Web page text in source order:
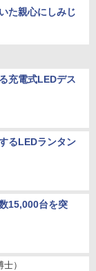
た親心にしみじ
充電式LEDデス
るLEDランタン
15,000台を突
）